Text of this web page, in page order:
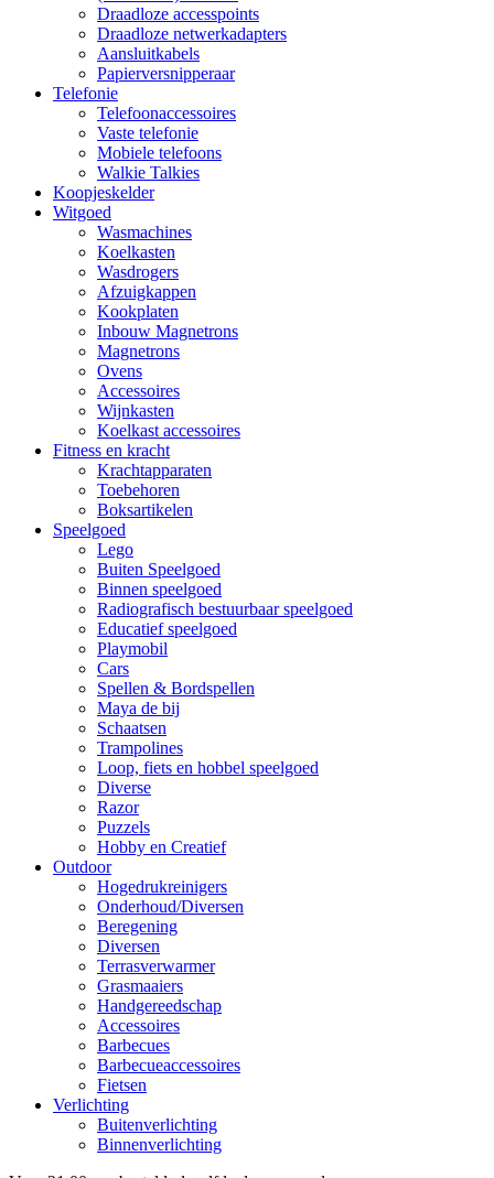
Draadloze accesspoints
Draadloze netwerkadapters
Aansluitkabels
Papierversnipperaar
Telefonie
Telefoonaccessoires
Vaste telefonie
Mobiele telefoons
Walkie Talkies
Koopjeskelder
Witgoed
Wasmachines
Koelkasten
Wasdrogers
Afzuigkappen
Kookplaten
Inbouw Magnetrons
Magnetrons
Ovens
Accessoires
Wijnkasten
Koelkast accessoires
Fitness en kracht
Krachtapparaten
Toebehoren
Boksartikelen
Speelgoed
Lego
Buiten Speelgoed
Binnen speelgoed
Radiografisch bestuurbaar speelgoed
Educatief speelgoed
Playmobil
Cars
Spellen & Bordspellen
Maya de bij
Schaatsen
Trampolines
Loop, fiets en hobbel speelgoed
Diverse
Razor
Puzzels
Hobby en Creatief
Outdoor
Hogedrukreinigers
Onderhoud/Diversen
Beregening
Diversen
Terrasverwarmer
Grasmaaiers
Handgereedschap
Accessoires
Barbecues
Barbecueaccessoires
Fietsen
Verlichting
Buitenverlichting
Binnenverlichting